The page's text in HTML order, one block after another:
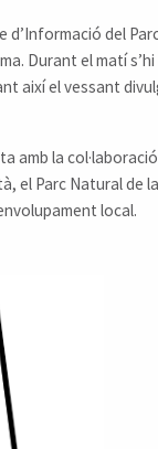
del
Durant el matí
així el vessant
amb la
el Parc Natural de
local.